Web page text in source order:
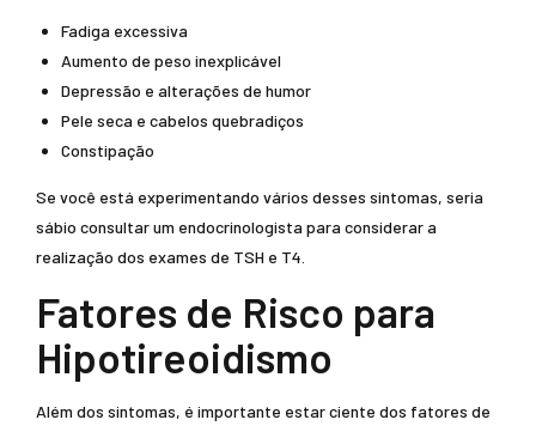
Fadiga excessiva
Aumento de peso inexplicável
Depressão e alterações de humor
Pele seca e cabelos quebradiços
Constipação
Se você está experimentando vários desses sintomas, seria
sábio consultar um endocrinologista para considerar a
realização dos exames de TSH e T4.
Fatores de Risco para
Hipotireoidismo
Além dos sintomas, é importante estar ciente dos fatores de